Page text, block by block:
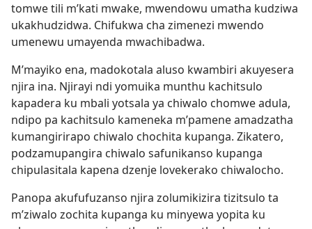
tomwe tili m’kati mwake, mwendowu umatha kudziwa
ukakhudzidwa. Chifukwa cha zimenezi mwendo
umenewu umayenda mwachibadwa.
M’mayiko ena, madokotala aluso kwambiri akuyesera
njira ina. Njirayi ndi yomuika munthu kachitsulo
kapadera ku mbali yotsala ya chiwalo chomwe adula,
ndipo pa kachitsulo kameneka m’pamene amadzatha
kumangirirapo chiwalo chochita kupanga. Zikatero,
podzamupangira chiwalo safunikanso kupanga
chipulasitala kapena dzenje lovekerako chiwalocho.
Panopa akufufuzanso njira zolumikizira tizitsulo ta
m’ziwalo zochita kupanga ku minyewa yopita ku